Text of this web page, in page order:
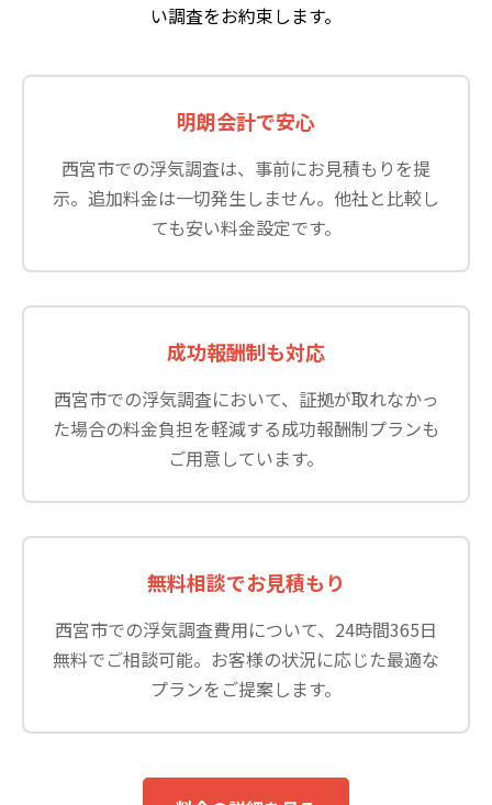
い調査をお約束します。
明朗会計で安心
西宮市での浮気調査は、事前にお見積もりを提
示。追加料金は一切発生しません。他社と比較し
ても安い料金設定です。
成功報酬制も対応
西宮市での浮気調査において、証拠が取れなかっ
た場合の料金負担を軽減する成功報酬制プランも
ご用意しています。
無料相談でお見積もり
西宮市での浮気調査費用について、24時間365日
無料でご相談可能。お客様の状況に応じた最適な
プランをご提案します。